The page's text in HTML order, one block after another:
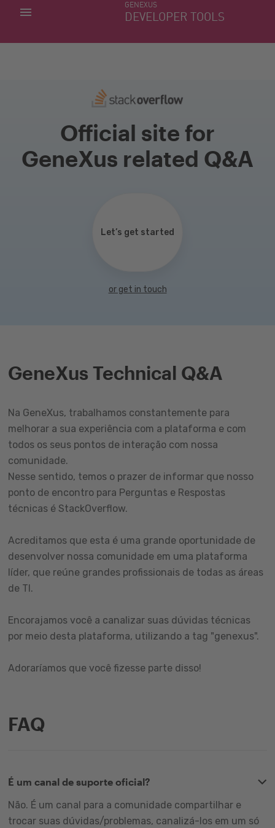
GENEXUS
DEVELOPER TOOLS
MINHAS APLICACÕES
Official site for
GeneXus related Q&A
Let’s get started
or get in touch
GeneXus Technical Q&A
Na GeneXus, trabalhamos constantemente para
melhorar a sua experiência com a plataforma e com
todos os seus pontos de interação com nossa
comunidade.
Nesse sentido, temos o prazer de informar que nosso
ponto de encontro para Perguntas e Respostas
técnicas é StackOverflow.
Acreditamos que esta é uma grande oportunidade de
desenvolver nossa comunidade em uma plataforma
líder, que reúne grandes profissionais de todas as áreas
de TI.
Encorajamos você a canalizar suas dúvidas técnicas
por meio desta plataforma, utilizando a tag "genexus".
Adoraríamos que você fizesse parte disso!
FAQ
É um canal de suporte oficial?
Não. É um canal para a comunidade compartilhar e
trocar suas dúvidas/problemas, canalizá-los em um só